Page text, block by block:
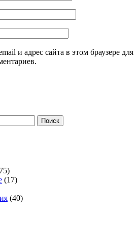
и адрес сайта в этом браузере для
(17)
(40)